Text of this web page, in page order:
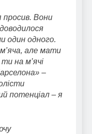
просив. Вони
один одного.
але мати
на м’ячі
–
потенціал – я